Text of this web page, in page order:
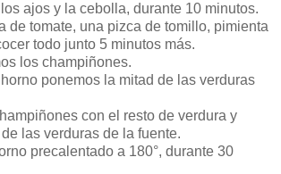
ajos y la cebolla, durante 10 minutos.
de tomate, una pizca de tomillo, pimienta
todo junto 5 minutos más.
los champiñones.
ponemos la mitad de las verduras
con el resto de verdura y
las verduras de la fuente.
precalentado a 180°, durante 30